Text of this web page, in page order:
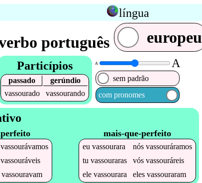
língua
português europeu
Particípios
passado
gerúndio
vassourado
vassourando
A A
sem padrão
com pronomes
vassourávamos
vassouráveis
vassouravam
mais-que-perfeito
euvassourara nósvassouráramos
tuvassouraras vósvassouráreis
elevassourara elesvassouraram